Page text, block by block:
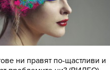
ни правят по-щастливи и